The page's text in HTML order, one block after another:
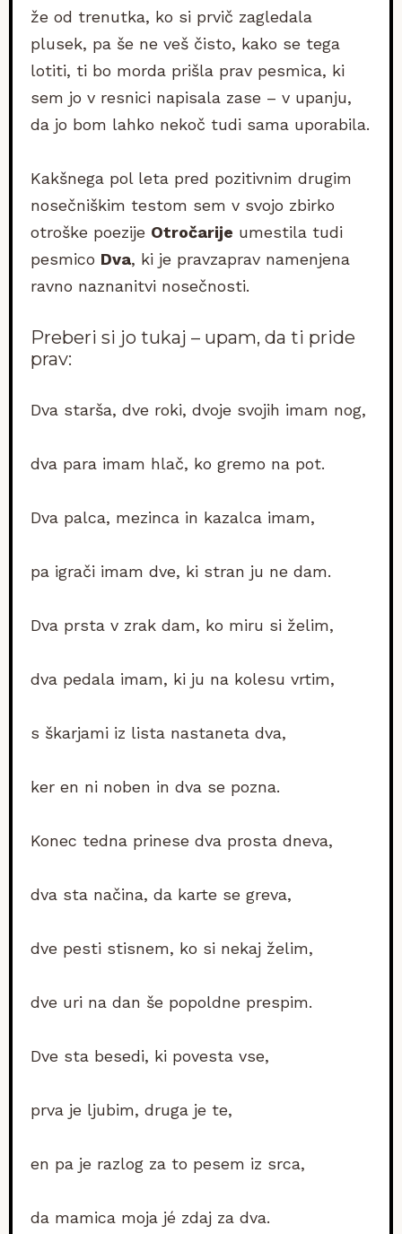
že od trenutka, ko si prvič zagledala
plusek, pa še ne veš čisto, kako se tega
lotiti, ti bo morda prišla prav pesmica, ki
sem jo v resnici napisala zase – v upanju,
da jo bom lahko nekoč tudi sama uporabila.
Kakšnega pol leta pred pozitivnim drugim
nosečniškim testom sem v svojo zbirko
otroške poezije Otročarije umestila tudi
pesmico Dva, ki je pravzaprav namenjena
ravno naznanitvi nosečnosti.
Preberi si jo tukaj – upam, da ti pride
prav:
Dva starša, dve roki, dvoje svojih imam nog,
dva para imam hlač, ko gremo na pot.
Dva palca, mezinca in kazalca imam,
pa igrači imam dve, ki stran ju ne dam.
Dva prsta v zrak dam, ko miru si želim,
dva pedala imam, ki ju na kolesu vrtim,
s škarjami iz lista nastaneta dva,
ker en ni noben in dva se pozna.
Konec tedna prinese dva prosta dneva,
dva sta načina, da karte se greva,
dve pesti stisnem, ko si nekaj želim,
dve uri na dan še popoldne prespim.
Dve sta besedi, ki povesta vse,
prva je ljubim, druga je te,
en pa je razlog za to pesem iz srca,
da mamica moja jé zdaj za dva.